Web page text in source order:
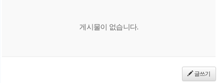
게시물이 없습니다.
글쓰기